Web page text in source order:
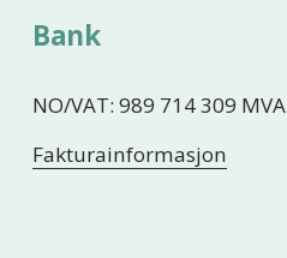
Bank
NO/VAT: 989 714 309 MVA
Fakturainformasjon